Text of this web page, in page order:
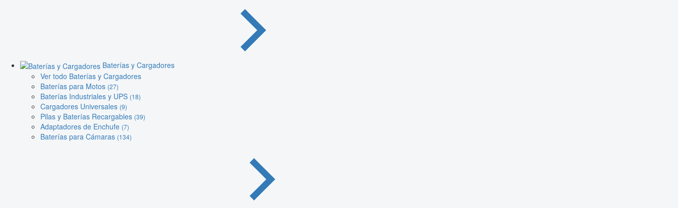
Baterías y Cargadores
Ver todo Baterías y Cargadores
Baterías para Motos (27)
Baterías Industriales y UPS (18)
Cargadores Universales (9)
Pilas y Baterías Recargables (39)
Adaptadores de Enchufe (7)
Baterías para Cámaras (134)